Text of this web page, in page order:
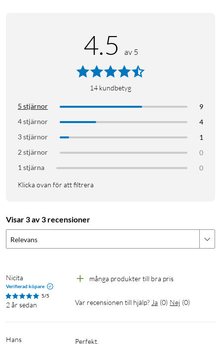
4.5 av 5
14 kundbetyg
5 stjärnor
9
4 stjärnor
4
3 stjärnor
1
2 stjärnor
0
1 stjärna
0
Klicka ovan för att filtrera
Visar 3 av 3 recensioner
Relevans
Nicita
Verifierad köpare
5/5
2 år sedan
många produkter till bra pris
Var recensionen till hjälp? Ja (0) Nej (0)
Hans Perfekt,